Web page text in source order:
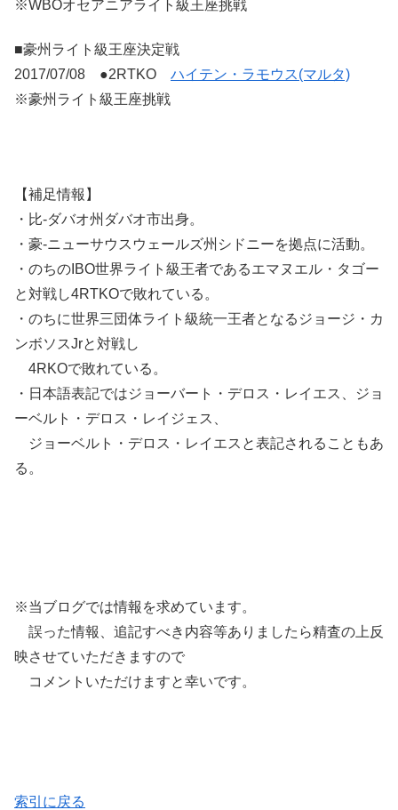
※WBOオセアニアライト級王座挑戦
■豪州ライト級王座決定戦
2017/07/08 ●2RTKO ハイテン・ラモウス(マルタ)
※豪州ライト級王座挑戦
【補足情報】
・比-ダバオ州ダバオ市出身。
・豪-ニューサウスウェールズ州シドニーを拠点に活動。
・のちのIBO世界ライト級王者であるエマヌエル・タゴー
と対戦し4RTKOで敗れている。
・のちに世界三団体ライト級統一王者となるジョージ・カ
ンボソスJrと対戦し
4RKOで敗れている。
・日本語表記ではジョーバート・デロス・レイエス、ジョ
ーベルト・デロス・レイジェス、
ジョーベルト・デロス・レイエスと表記されることもあ
る。
※当ブログでは情報を求めています。
誤った情報、追記すべき内容等ありましたら精査の上反
映させていただきますので
コメントいただけますと幸いです。
索引に戻る